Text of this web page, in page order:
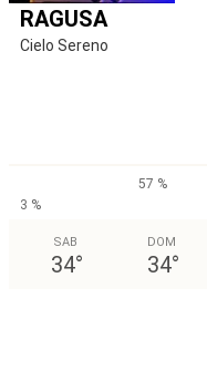
RAGUSA
Cielo Sereno
57 %
3 %
SAB
34°
DOM
34°